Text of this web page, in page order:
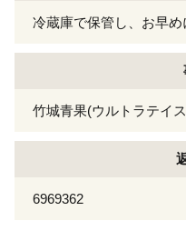
冷蔵庫で保管し、お早め
竹城青果(ウルトラテイ
6969362